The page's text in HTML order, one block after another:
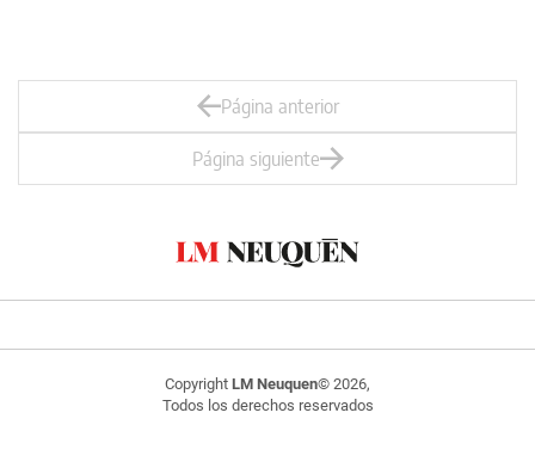
Página anterior
Página siguiente
Copyright LM Neuquen© 2026,
Todos los derechos reservados